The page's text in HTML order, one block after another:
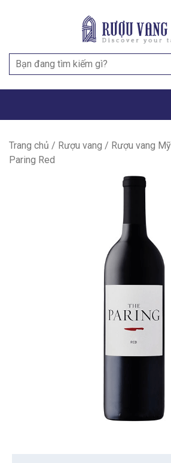
Search
for:
Trang chủ / Rượu vang / Rượu vang Mỹ
Paring Red